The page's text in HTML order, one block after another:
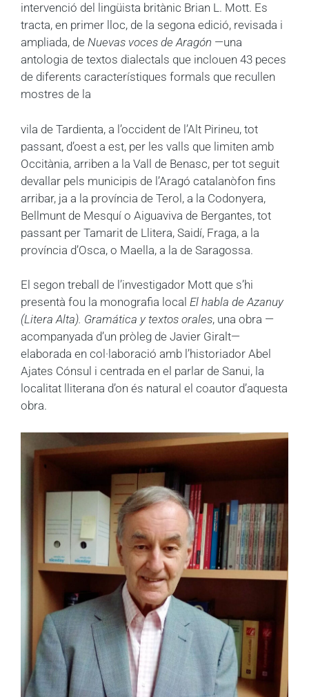
intervenció del lingüista britànic Brian L. Mott. Es
tracta, en primer lloc, de la segona edició, revisada i
ampliada, de Nuevas voces de Aragón —una
antologia de textos dialectals que inclouen 43 peces
de diferents característiques formals que recullen
mostres de la
vila de Tardienta, a l’occident de l’Alt Pirineu, tot
passant, d’oest a est, per les valls que limiten amb
Occitània, arriben a la Vall de Benasc, per tot seguit
devallar pels municipis de l’Aragó catalanòfon fins
arribar, ja a la província de Terol, a la Codonyera,
Bellmunt de Mesquí o Aiguaviva de Bergantes, tot
passant per Tamarit de Llitera, Saidí, Fraga, a la
província d’Osca, o Maella, a la de Saragossa.
El segon treball de l’investigador Mott que s’hi
presentà fou la monografia local El habla de Azanuy
(Litera Alta). Gramática y textos orales, una obra —
acompanyada d’un pròleg de Javier Giralt—
elaborada en col·laboració amb l’historiador Abel
Ajates Cónsul i centrada en el parlar de Sanui, la
localitat lliterana d’on és natural el coautor d’aquesta
obra.